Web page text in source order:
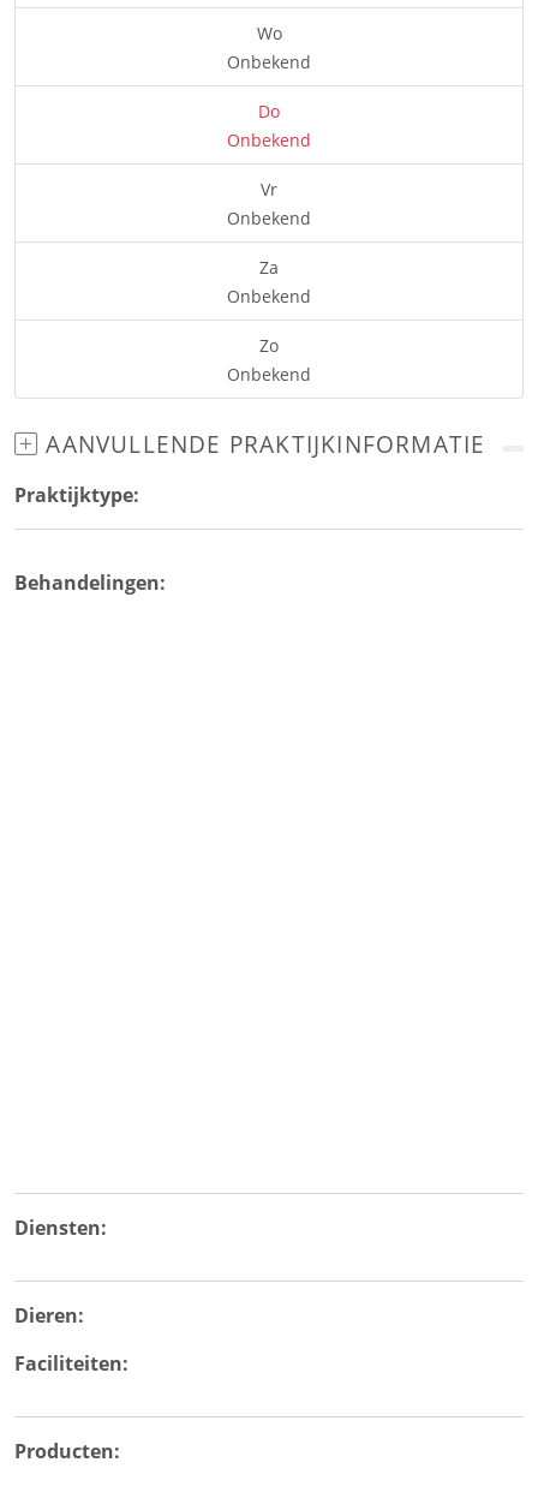
Wo
Onbekend
Do
Onbekend
Vr
Onbekend
Za
Onbekend
Zo
Onbekend
AANVULLENDE PRAKTIJKINFORMATIE
Praktijktype:
Behandelingen:
Diensten:
Dieren:
Faciliteiten:
Producten: